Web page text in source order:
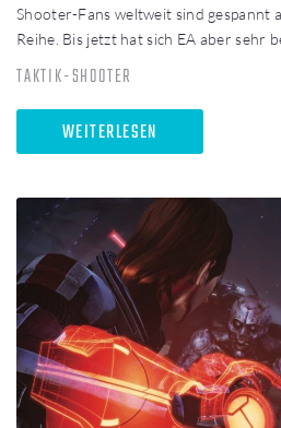
Shooter-Fans weltweit sind gespannt
Reihe. Bis jetzt hat sich EA aber sehr
TAKTIK-SHOOTER
WEITERLESEN